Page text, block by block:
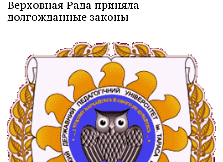
Верховная Рада приняла
долгожданные законы